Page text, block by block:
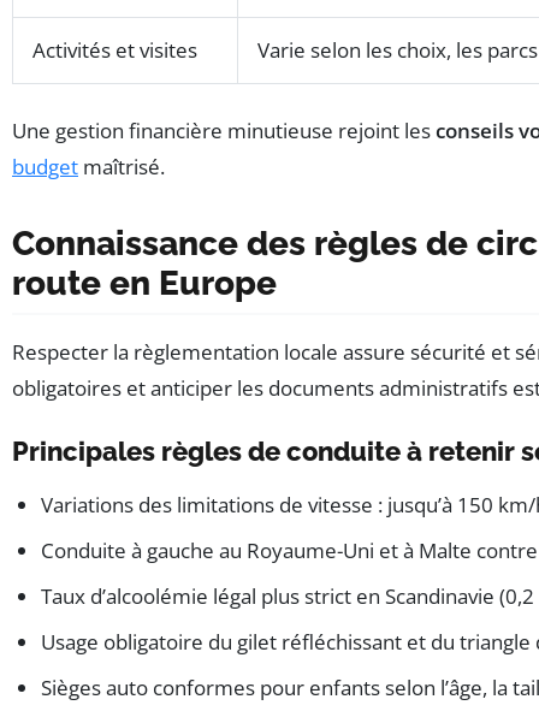
Activités et visites Varie selon les choix, les
Une gestion financière minutieuse rejoint lesconseils
budget maîtrisé.
Connaissance des règles de
route en Europe
Respecter la règlementation locale assure sécurité et
obligatoires et anticiper les documents administratifs
Principales règles de conduite à retenir
Variations des limitations de vitesse : jusqu’à 150
Conduite à gauche au Royaume-Uni et à Malte
Taux d’alcoolémie légal plus strict en Scandinavie
Usage obligatoire du gilet réfléchissant et du
Sièges auto conformes pour enfants selon l’âge, la